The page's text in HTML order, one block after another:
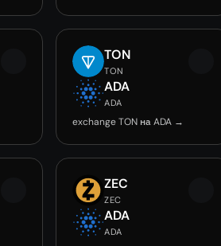
TON
TON
ADA
ADA
exchange TON на ADA →
ZEC
ZEC
ADA
ADA